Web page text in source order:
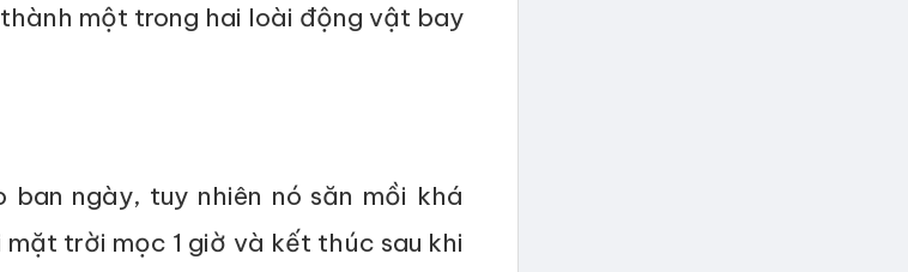
một trong hai loài động vật bay
ngày, tuy nhiên nó săn mồi khá
trời mọc 1 giờ và kết thúc sau khi